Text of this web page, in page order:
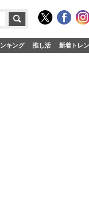
キング 推し活 新着トレ